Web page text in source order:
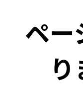
ペー
り